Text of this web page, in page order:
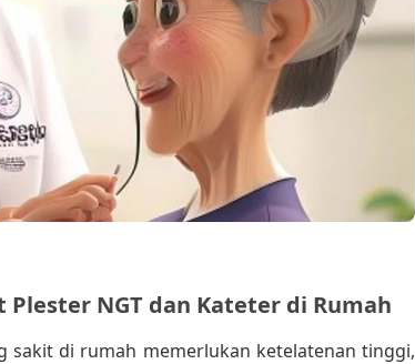
NGT dan Kateter di Rumah
sakit di rumah memerlukan ketelatenan tinggi,